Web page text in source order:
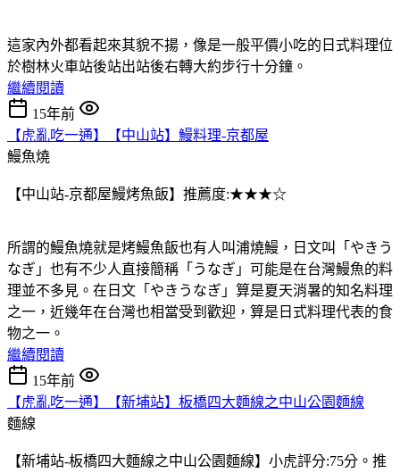
這家內外都看起來其貌不揚，像是一般平價小吃的日式料理位
於樹林火車站後站出站後右轉大約步行十分鐘。
繼續閱讀
15年前
【虎亂吃一通】【中山站】鰻料理-京都屋
鰻魚燒
【中山站-京都屋鰻烤魚飯】推薦度:★★★☆
所謂的鰻魚燒就是烤鰻魚飯也有人叫浦燒鰻，日文叫「やきう
なぎ」也有不少人直接簡稱「うなぎ」可能是在台灣鰻魚的料
理並不多見。在日文「やきうなぎ」算是夏天消暑的知名料理
之一，近幾年在台灣也相當受到歡迎，算是日式料理代表的食
物之一。
繼續閱讀
15年前
【虎亂吃一通】【新埔站】板橋四大麵線之中山公園麵線
麵線
【新埔站-板橋四大麵線之中山公園麵線】小虎評分:75分。推